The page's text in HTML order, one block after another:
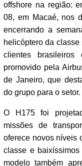
offshore na região:
08, em Macaé, nos
encerrando a
helicóptero da
clientes
promovido pela
de Janeiro, que
do grupo para o setor.
O H175 foi
missões de
oferece novos níveis
classe e
modelo também